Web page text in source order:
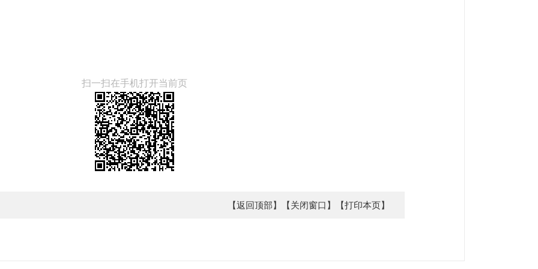
扫一扫在手机打开当前页
【返回顶部】 【关闭窗口】 【打印本页】